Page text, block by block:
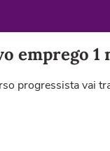
emprego 1
progressista vai